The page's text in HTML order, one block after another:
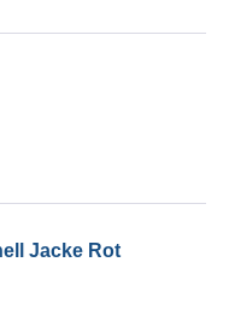
Jacke Rot